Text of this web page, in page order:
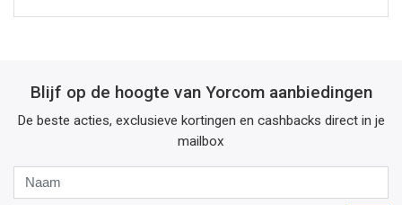
Blijf op de hoogte van Yorcom aanbiedingen
De beste acties, exclusieve kortingen en cashbacks direct in je
mailbox